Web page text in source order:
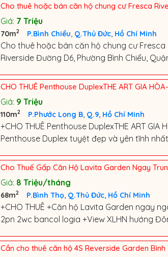
Cho thuê hoặc bán căn hộ chung cư Fresca
Giá: 7 Triệu
70m2 P.Bình Chiểu Q.Thủ Đức Hồ Chí Minh
Cho thuê hoặc bán căn hộ chung cư
Riverside Đường D6, Phường Bình Chiểu,
CHO THUÊ Penthouse DuplexTHE ART GIA
Giá: 9 Triệu
110m2 P.Phước Long B Q.9 Hồ Chí Minh
+CHO THUÊ Penthouse DuplexTHE ART GIA
Penthouse Duplex tuyệt đẹp và yên tĩnh
Cho Thuế Gấp Căn Hộ Lavita Garden Ngay
Giá: 8 Triệu/tháng
68m2 P.Bình Thọ Q.Thủ Đức Hồ Chí Minh
+CHO THUÊ +Căn hộ Lavita Garden ngay
2pn 2wc bancol logia +View XLHN hướng
Cần cho thuê căn hộ 4S Reverside Garden Bình